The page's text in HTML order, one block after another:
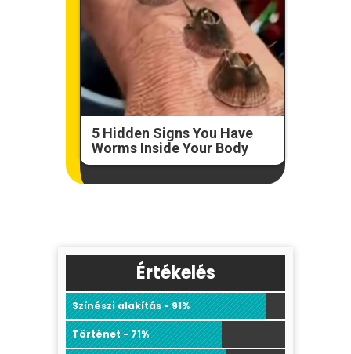
5 Hidden Signs You Have
Worms Inside Your Body
Értékelés
Színészi alakítás - 91%
Történet - 71%